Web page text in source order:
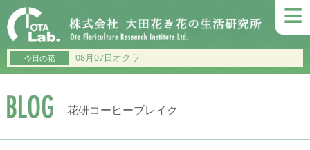
≡
今日の花 08月07日オクラ
花研コーヒーブレイク